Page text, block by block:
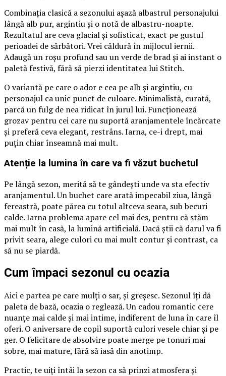
Combinația clasică a sezonului așază albastrul personajului
lângă alb pur, argintiu și o notă de albastru-noapte.
Rezultatul are ceva glacial și sofisticat, exact pe gustul
perioadei de sărbători. Vrei căldură în mijlocul iernii.
Adaugă un roșu profund sau un verde de brad și ai instant o
paletă festivă, fără să pierzi identitatea lui Stitch.
O variantă pe care o ador e cea pe alb și argintiu, cu
personajul ca unic punct de culoare. Minimalistă, curată,
parcă un fulg de nea ridicat în jurul lui. Funcționează
grozav pentru cei care nu suportă aranjamentele încărcate
și preferă ceva elegant, restrâns. Iarna, ce-i drept, mai
puțin chiar înseamnă mai mult.
Atenție la lumina în care va fi văzut buchetul
Pe lângă sezon, merită să te gândești unde va sta efectiv
aranjamentul. Un buchet care arată impecabil ziua, lângă
fereastră, poate părea cu totul altceva seara, sub becuri
calde. Iarna problema apare cel mai des, pentru că stăm
mai mult în casă, la lumină artificială. Dacă știi că darul va fi
privit seara, alege culori cu mai mult contur și contrast, ca
să nu se piardă.
Cum împaci sezonul cu ocazia
Aici e partea pe care mulți o sar, și greșesc. Sezonul îți dă
paleta de bază, ocazia o reglează. Un cadou romantic cere
nuanțe mai calde și mai intime, indiferent de luna în care îl
oferi. O aniversare de copil suportă culori vesele chiar și pe
ger. O felicitare de absolvire poate merge pe tonuri mai
sobre, mai mature, fără să iasă din anotimp.
Practic, te uiți întâi la sezon ca să prinzi atmosfera și